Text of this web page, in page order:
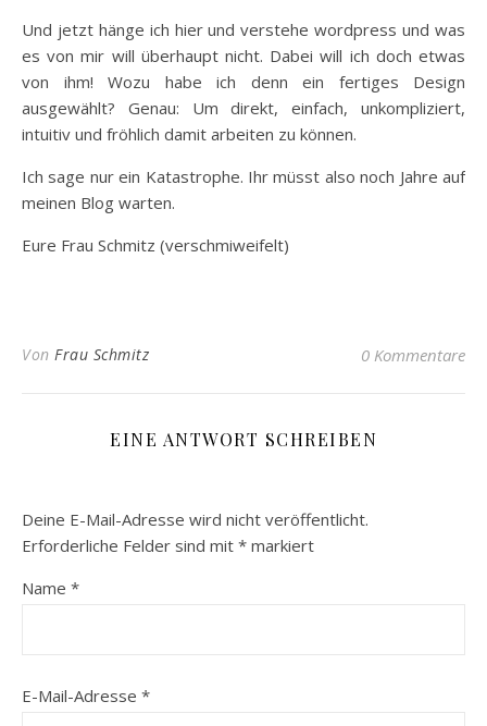
Und jetzt hänge ich hier und verstehe wordpress und was
es von mir will überhaupt nicht. Dabei will ich doch etwas
von ihm! Wozu habe ich denn ein fertiges Design
ausgewählt? Genau: Um direkt, einfach, unkompliziert,
intuitiv und fröhlich damit arbeiten zu können.
Ich sage nur ein Katastrophe. Ihr müsst also noch Jahre auf
meinen Blog warten.
Eure Frau Schmitz (verschmiweifelt)
Von Frau Schmitz 0 Kommentare
EINE ANTWORT SCHREIBEN
Deine E-Mail-Adresse wird nicht veröffentlicht.
Erforderliche Felder sind mit * markiert
Name *
E-Mail-Adresse *